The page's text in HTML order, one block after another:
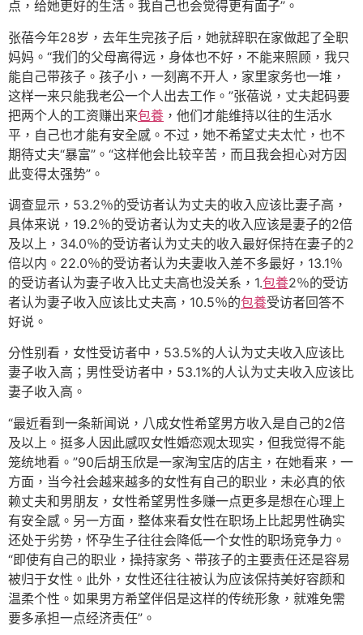
点，给她更好的生活。我自己也会觉得更有面子”。
张蓓今年28岁，去年生完孩子后，她就辞职在家做起了全职
妈妈。“我们的父母离得远，身体也不好，不能来照顾，我只
能自己带孩子。孩子小，一刻离不开人，家里家务也一堆，
这样一来只能我老公一个人出去工作。”张蓓说，丈夫起码要
把两个人的工资赚出来包養 ，他们才能维持以往的生活水
平，自己也才能有安全感。不过，她不希望丈夫太忙，也不
期待丈夫“暴富”。“这样他会比较辛苦，而且我会担心对方因
此变得太强势”。
调查显示，53.2％的受访者认为丈夫的收入应该比妻子高，
具体来说，19.2％的受访者认为丈夫的收入应该是妻子的2倍
及以上，34.0％的受访者认为丈夫的收入最好保持在妻子的2
倍以内。22.0％的受访者认为夫妻收入差不多最好，13.1％
的受访者认为妻子收入比丈夫高也没关系，1.包養2％的受访
者认为妻子收入应该比丈夫高，10.5％的包養受访者回答不
好说。
分性别看，女性受访者中，53.5%的人认为丈夫收入应该比
妻子收入高；男性受访者中，53.1%的人认为丈夫收入应该比
妻子收入高。
“最近看到一条新闻说，八成女性希望男方收入是自己的2倍
及以上。挺多人因此感叹女性婚恋观太现实，但我觉得不能
笼统地看。”90后胡玉欣是一家淘宝店的店主，在她看来，一
方面，当今社会越来越多的女性有自己的职业，未必真的依
赖丈夫和男朋友，女性希望男性多赚一点更多是想在心理上
有安全感。另一方面，整体来看女性在职场上比起男性确实
还处于劣势，怀孕生子往往会降低一个女性的职场竞争力。
“即使有自己的职业，操持家务、带孩子的主要责任还是容易
被归于女性。此外，女性还往往被认为应该保持美好容颜和
温柔个性。如果男方希望伴侣是这样的传统形象，就难免需
要多承担一点经济责任”。